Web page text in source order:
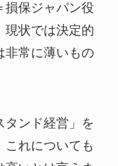
損保ジャパン役
現状では決定的
非常に薄いもの
タンド経営」を
これについても